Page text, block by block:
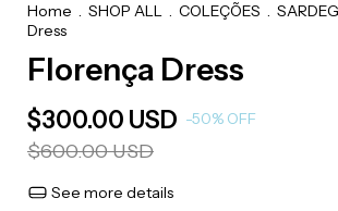
Home . SHOP ALL . COLEÇÕES .
Dress
Florença Dress
$300.00 USD -50% OFF
$600.00 USD
See more details